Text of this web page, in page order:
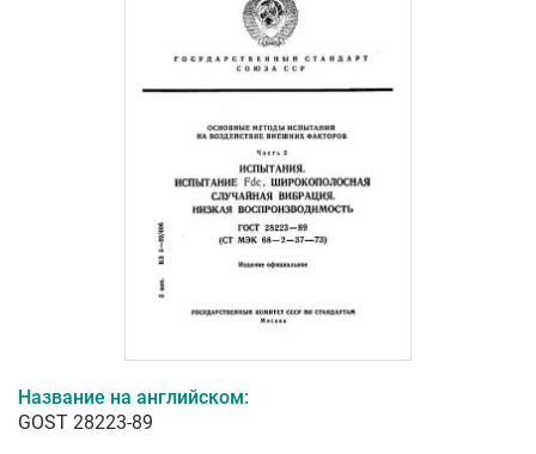
Название на английском:
GOST 28223-89